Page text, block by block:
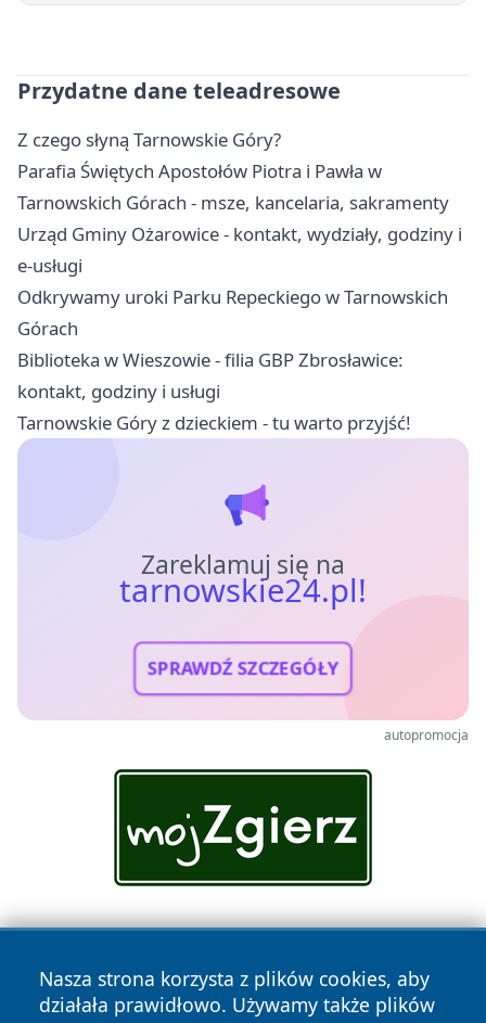
Przydatne dane teleadresowe
Z czego słyną Tarnowskie Góry?
Parafia Świętych Apostołów Piotra i Pawła w
Tarnowskich Górach - msze, kancelaria, sakramenty
Urząd Gminy Ożarowice - kontakt, wydziały, godziny i
e-usługi
Odkrywamy uroki Parku Repeckiego w Tarnowskich
Górach
Biblioteka w Wieszowie - filia GBP Zbrosławice:
kontakt, godziny i usługi
Tarnowskie Góry z dzieckiem - tu warto przyjść!
Zareklamuj się na
tarnowskie24.pl!
SPRAWDŹ SZCZEGÓŁY
autopromocja
Nasza strona korzysta z plików cookies, aby
działała prawidłowo. Używamy także plików